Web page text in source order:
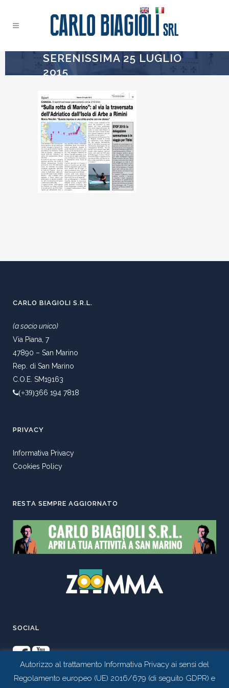
SERENISSIMA 25 LUGLIO
2015
CARLO BIAGIOLI S.R.L.
(a socio unico)
Via Piana, 7
47890 – San Marino
Rep. di San Marino
C.O.E. SM19163
(+39)366 194 7818
PRIVACY
Informativa Privacy
Cookies Policy
RESTA SEMPRE AGGIORNATO
SOCIAL
Autorizzo al trattamento Informativa Privacy ai sensi del
Regolamento europeo (UE) 2016/679 (di seguito GDPR) e